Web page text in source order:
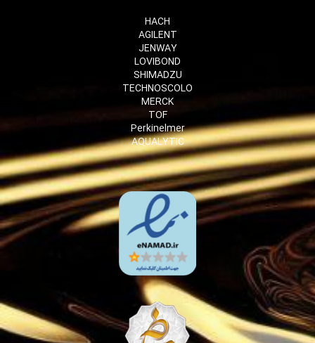
HACH
AGILENT
JENWAY
LOVIBOND
SHIMADZU
TECHNOSCOLO
MERCK
TOF
Perkinelmer
AQUALYTIC